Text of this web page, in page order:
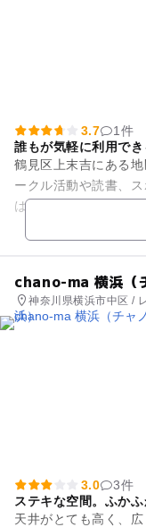
3.7
1件
誰もが気軽に利用で
鶴見区上末吉にある
ークル活動や読書、
は、未就学児と保護
中・小会議室や料理
chano-ma 横浜（
神奈川県横浜市中区 /
3.0
3件
ステキな空間。ふか
天井がとても高く、広々